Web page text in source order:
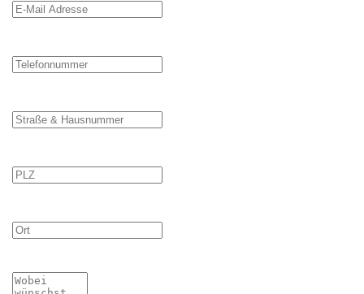
E-Mail Adresse
Telefonnummer
Straße & Hausnummer
PLZ
Ort
Mitteilung